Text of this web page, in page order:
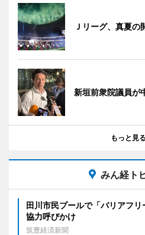
Ｊリーグ、真夏の
新垣前衆院議員が
もっと見る
みん経ト
田川市民プールで「バリアフ
協力呼びかけ
筑豊経済新聞